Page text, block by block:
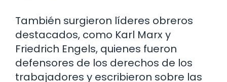
También surgieron líderes obreros
destacados, como Karl Marx y
Friedrich Engels, quienes fueron
defensores de los derechos de los
trabajadores y escribieron sobre las